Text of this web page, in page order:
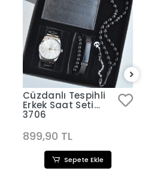
Cüzdanlı Tespihli
Erkek Saat Seti
3706
899,90 TL
Sepete Ekle